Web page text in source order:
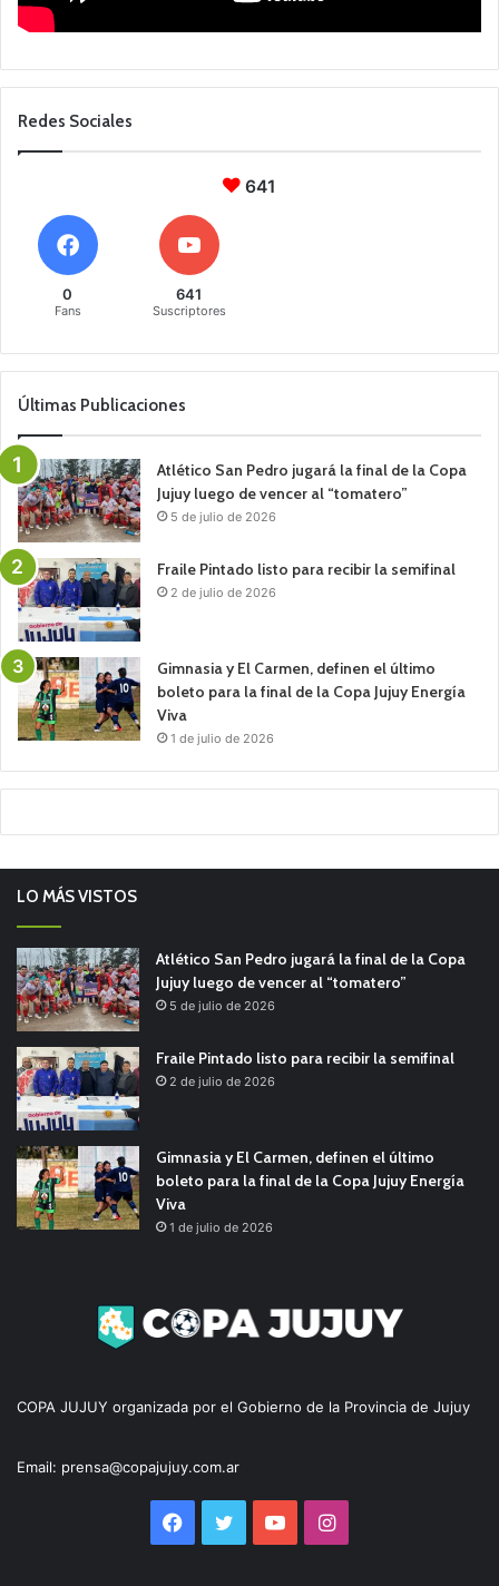
Redes Sociales
641
0
Fans
641
Suscriptores
Últimas Publicaciones
Atlético San Pedro jugará la final de la Copa
Jujuy luego de vencer al “tomatero”
5 de julio de 2026
Fraile Pintado listo para recibir la semifinal
2 de julio de 2026
Gimnasia y El Carmen, definen el último
boleto para la final de la Copa Jujuy Energía
Viva
1 de julio de 2026
LO MÁS VISTOS
Atlético San Pedro jugará la final de la Copa
Jujuy luego de vencer al “tomatero”
5 de julio de 2026
Fraile Pintado listo para recibir la semifinal
2 de julio de 2026
Gimnasia y El Carmen, definen el último
boleto para la final de la Copa Jujuy Energía
Viva
1 de julio de 2026
COPA JUJUY organizada por el Gobierno de la Provincia de Jujuy
Email: prensa@copajujuy.com.ar
Facebook
TwitterYouTubeInstagram